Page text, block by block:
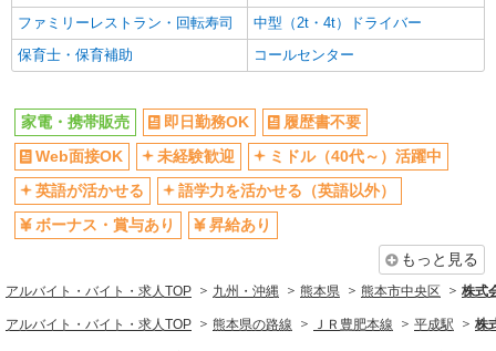
ファミリーレストラン・回転寿司
中型（2t・4t）ドライバー
保育士・保育補助
コールセンター
家電・携帯販売 即日勤務OK
履歴書不要
Web面接OK
未経験歓迎
ミドル（40代～）活躍中
英語が活かせる
語学力を活かせる（英語以外）
ボーナス・賞与あり
昇給あり
もっと見る
アルバイト・バイト・求人TOP 九州・沖縄 熊本県 熊本市中央区 株式
アルバイト・バイト・求人TOP 熊本県の路線 ＪＲ豊肥本線 平成駅 株